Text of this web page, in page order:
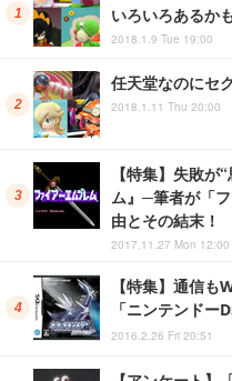
いろいろあるか
2018.1.9 Tue 19:00
任天堂なのにセ
2018.1.11 Thu 20:00
【特集】失敗が
ム』─筆者が「
由とその結末！
2017.11.27 Mon 12:00
【特集】通信
「ニンテンドー
2016.2.26 Fri 20:51